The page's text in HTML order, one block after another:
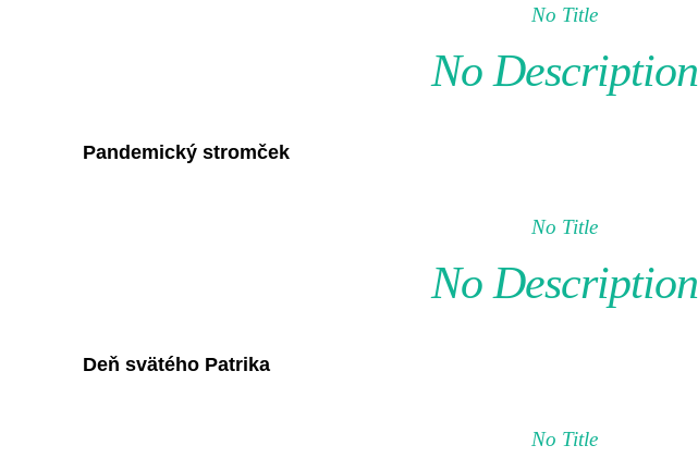
No Title
No Description
Pandemický stromček
No Title
No Description
Deň svätého Patrika
No Title